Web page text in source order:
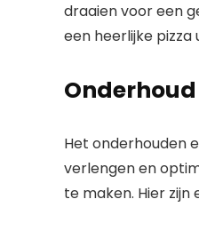
draaien voor een
een heerlijke pizza
Het onderhouden
verlengen en
te maken. Hier